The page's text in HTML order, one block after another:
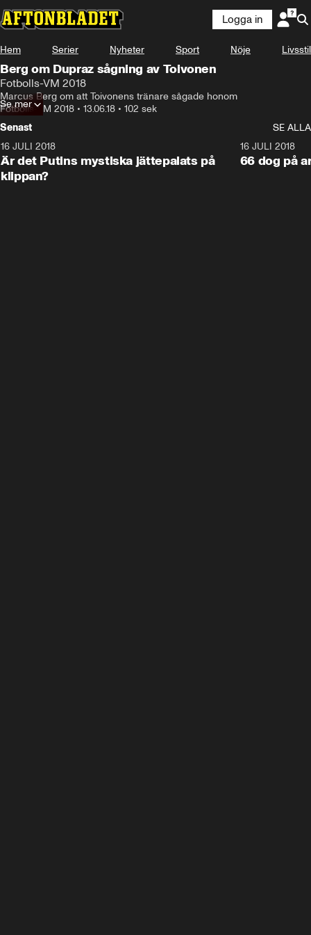
Logga in
Hem Serier Nyheter Sport Nöje Livsstil
Berg om Dupraz sågning av Toivonen
Fotbolls-VM 2018
Marcus Berg om att Toivonens tränare sågade honom
Fotbolls-VM 2018 • 13.06.18 • 102 sek
Se mer
Senast
SE ALLA
16 JULI 2018
Är det Putins mystiska jättepalats på
klippan?
16 JULI 2018
66 dog på